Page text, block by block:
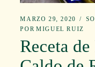
MARZO 29, 2020
POR MIGUEL RUIZ
Receta